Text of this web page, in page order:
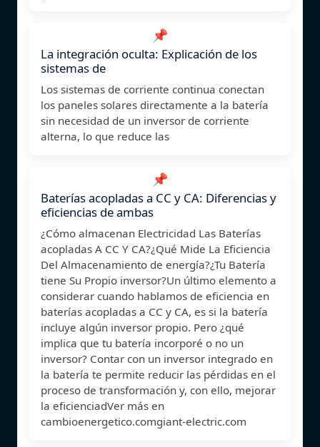
📌
La integración oculta: Explicación de los
sistemas de
Los sistemas de corriente continua conectan
los paneles solares directamente a la batería
sin necesidad de un inversor de corriente
alterna, lo que reduce las
📌
Baterías acopladas a CC y CA: Diferencias y
eficiencias de ambas
¿Cómo almacenan Electricidad Las Baterías
acopladas A CC Y CA?¿Qué Mide La Eficiencia
Del Almacenamiento de energía?¿Tu Batería
tiene Su Propio inversor?Un último elemento a
considerar cuando hablamos de eficiencia en
baterías acopladas a CC y CA, es si la batería
incluye algún inversor propio. Pero ¿qué
implica que tu batería incorporé o no un
inversor? Contar con un inversor integrado en
la batería te permite reducir las pérdidas en el
proceso de transformación y, con ello, mejorar
la eficienciadVer más en
cambioenergetico.comgiant-electric.com